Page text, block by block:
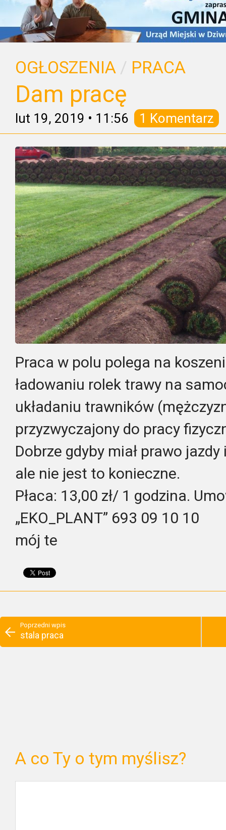
OGŁOSZENIA / PRACA
Dam pracę
lut 19, 2019 • 11:56 1 Komentarz
Praca w polu polega na
ładowaniu rolek trawy na
układaniu trawników
przyzwyczajony do pracy
Dobrze gdyby miał prawo
ale nie jest to konieczne.
Płaca: 13,00 zł/ 1 godzina.
„EKO_PLANT” 693 09 10 10
mój te
Poprzedni wpis
stala praca
A co Ty o tym myślisz?